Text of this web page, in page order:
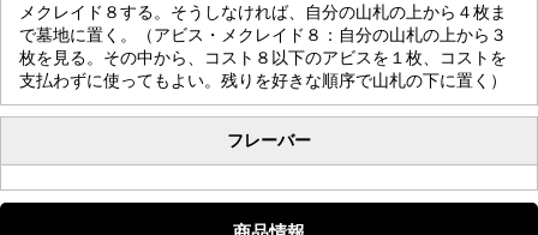
メクレイド８する。そうしなければ、自分の山札の上から４枚ま
で墓地に置く。（アビス・メクレイド８：自分の山札の上から３
枚を見る。その中から、コスト８以下のアビスを１枚、コストを
支払わずに使ってもよい。残りを好きな順序で山札の下に置く）
フレーバー